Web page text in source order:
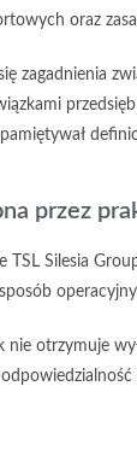
oraz
zagadnienia
przez
TSL Silesia
nie otrzymuje